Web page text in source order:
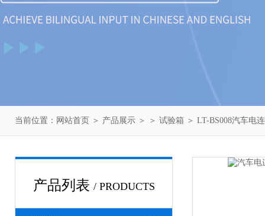
当前位置： 网站首页 ＞ 产品展示 ＞ ＞ 试验箱 ＞ LT-BS008汽车电
产品列表 / PRODUCTS